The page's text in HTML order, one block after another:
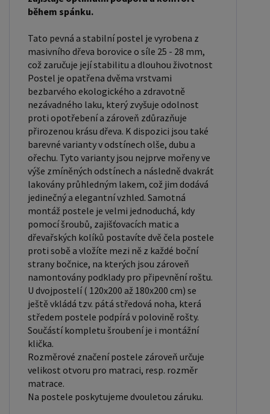
90x200 cm jsou obecně považovány za standardní
pro jednolůžko. Tyto rozměry postele jsou ideální
pro jednotlivce a najdou uplatnění v ložnici,
studentském pokoji, pokoji pro hosty a dalších
pokojích. Námi nabízené postele, lze doplnit
matrací, nočními stolky, komodou, skříní i úložným
prostorem. Postele o rozměru 120x200 cm a
140x200 cm jsou považovány za velmi komfortní
jednolůžka. Tento rozměr postele je ideální pro
jednotlivce, kteří hledají více prostoru než
standardní jednolůžko nabízí. Rozměry postele
160x200 cm a 180x200 cm jsou považovány za
standardní pro dvoulůžkovou postel. Před
nákupem postele se ujistěte, že máte dostatek
místa ve své ložnici. Materiál postele: Masiv
borovice je typ dřeva, který je známý svou dobrou
pevností a dlouhou trvanlivostí. Borovicové dřevo
se řadí mezi měkké dřeviny. Je o malinko tvrdší
než masivní smrk, ale lépe se opracovává.
Borovicové dřevo vyniká krásnou barvou a
okouzlující kresbou. Má světlou barvu, která díky
obsahu jádra místy přechází až do oranžovo
hnědého nebo načervenalého odstínu. Tento
materiál je často používán v nábytkářství,
například pro výrobu postelí nebo knihoven.
během spánku.
Tato pevná a stabilní postel je vyrobena z
masivního dřeva borovice o síle 25 - 28 mm,
což zaručuje její stabilitu a dlouhou životnost
Postel je opatřena dvěma vrstvami
bezbarvého ekologického a zdravotně
nezávadného laku, který zvyšuje odolnost
proti opotřebení a zároveň zdůrazňuje
přirozenou krásu dřeva. K dispozici jsou také
barevné varianty v odstínech olše, dubu a
ořechu. Tyto varianty jsou nejprve mořeny ve
výše zmíněných odstínech a následně dvakrát
lakovány průhledným lakem, což jim dodává
jedinečný a elegantní vzhled. Samotná
montáž postele je velmi jednoduchá, kdy
pomocí šroubů, zajišťovacích matic a
dřevařských kolíků postavíte dvě čela postele
proti sobě a vložíte mezi ně z každé boční
strany bočnice, na kterých jsou zároveň
namontovány podklady pro připevnění roštu.
U dvojpostelí ( 120x200 až 180x200 cm) se
ještě vkládá tzv. pátá středová noha, která
středem postele podpírá v polovině rošty.
Součástí kompletu šroubení je i montážní
klička.
Rozměrové značení postele zároveň určuje
velikost otvoru pro matraci, resp. rozměr
matrace.
Na postele poskytujeme dvouletou záruku.